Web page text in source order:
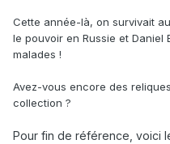
Cette année-là, on survivait
le pouvoir en Russie et
malades !
Avez-vous encore des
collection ?
Pour fin de référence, voici